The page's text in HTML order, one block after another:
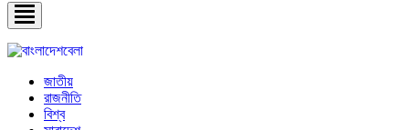
জাতীয়
রাজনীতি
বিশ্ব